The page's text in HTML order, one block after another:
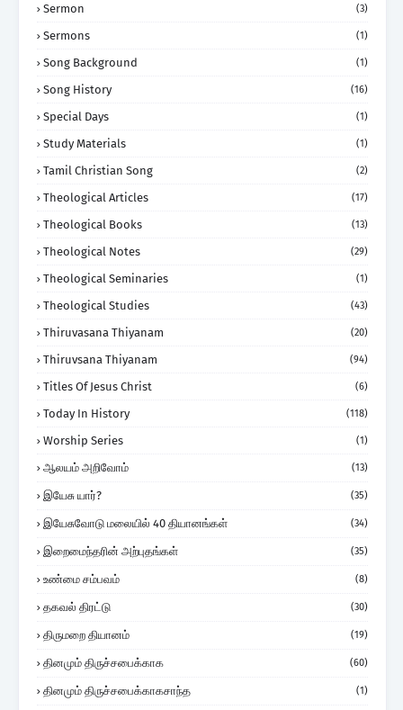
Sermon (3)
Sermons (1)
Song Background (1)
Song History (16)
Special Days (1)
Study Materials (1)
Tamil Christian Song (2)
Theological Articles (17)
Theological Books (13)
Theological Notes (29)
Theological Seminaries (1)
Theological Studies (43)
Thiruvasana Thiyanam (20)
Thiruvsana Thiyanam (94)
Titles Of Jesus Christ (6)
Today In History (118)
Worship Series (1)
ஆலயம் அறிவோம் (13)
இயேசு யார்? (35)
இயேசுவோடு மலையில் 40 தியானங்கள் (34)
இறைமைந்தரின் அற்புதங்கள் (35)
உண்மை சம்பவம் (8)
தகவல் திரட்டு (30)
திருமறை தியானம் (19)
தினமும் திருச்சபைக்காக (60)
தினமும் திருச்சபைக்காகசாந்த (1)